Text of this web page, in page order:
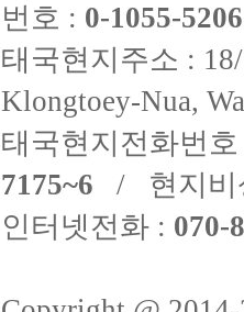
번호 : 0-1055-
태국현지주소 :
Klongtoey-Nua,
태국현지전화번
7175~6 / 현지비
인터넷전화 : 070-